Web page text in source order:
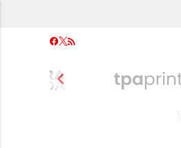
chevron_left